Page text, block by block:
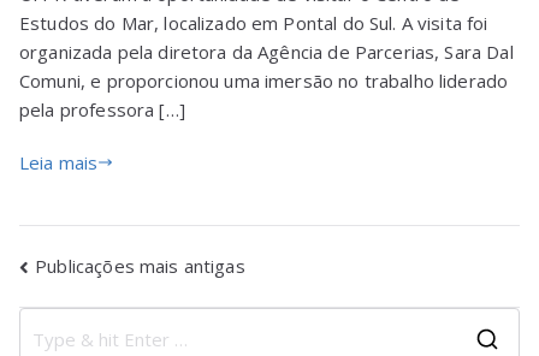
Estudos do Mar, localizado em Pontal do Sul. A visita foi
organizada pela diretora da Agência de Parcerias, Sara Dal
Comuni, e proporcionou uma imersão no trabalho liderado
pela professora […]
Leia mais
Publicações mais antigas